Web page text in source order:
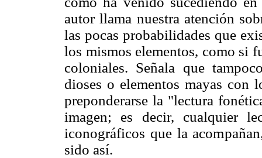
autor llama nuestra atención
las pocas probabilidades que
los mismos elementos, como si
coloniales. Señala que
dioses o elementos mayas con
preponderarse la "lectura
imagen; es decir, cualquier
iconográficos que la
sido así.